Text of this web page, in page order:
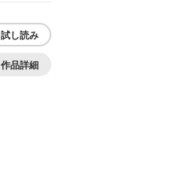
試し読み
作品詳細